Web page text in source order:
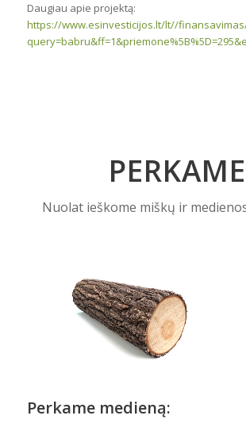
Daugiau apie projektą:
https://www.esinvesticijos.lt/lt//
PERKAME
Nuolat ieškome miškų ir
Perkame medieną: